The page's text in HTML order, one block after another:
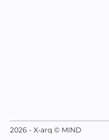
2026 - X-arq © MIND